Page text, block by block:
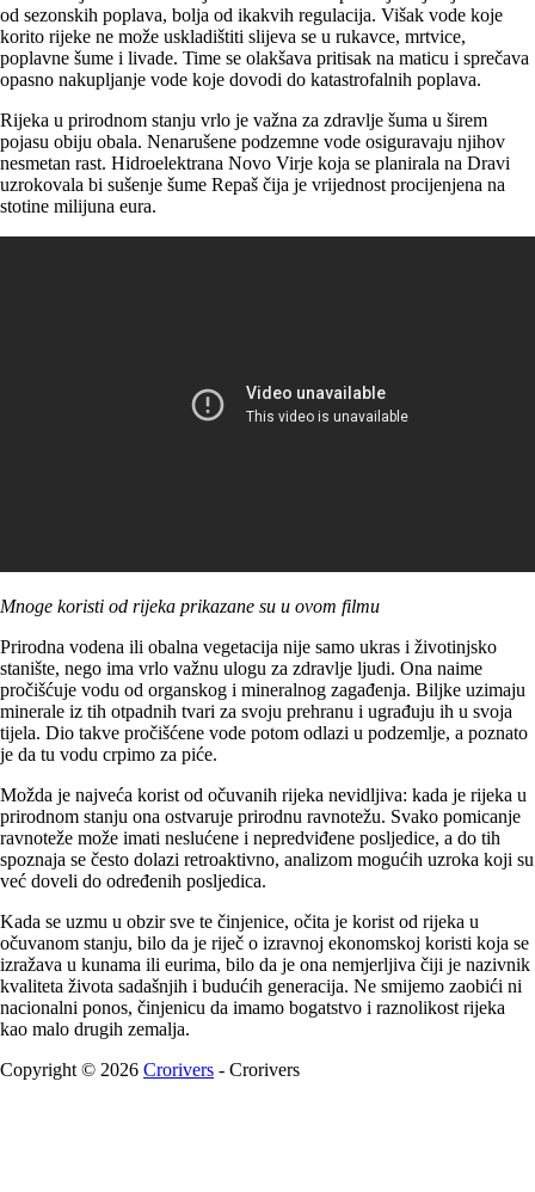
od sezonskih poplava, bolja od ikakvih regulacija. Višak vode koje
korito rijeke ne može uskladištiti slijeva se u rukavce, mrtvice,
poplavne šume i livade. Time se olakšava pritisak na maticu i sprečava
opasno nakupljanje vode koje dovodi do katastrofalnih poplava.
Rijeka u prirodnom stanju vrlo je važna za zdravlje šuma u širem
pojasu obiju obala. Nenarušene podzemne vode osiguravaju njihov
nesmetan rast. Hidroelektrana Novo Virje koja se planirala na Dravi
uzrokovala bi sušenje šume Repaš čija je vrijednost procijenjena na
stotine milijuna eura.
Mnoge koristi od rijeka prikazane su u ovom filmu
Prirodna vodena ili obalna vegetacija nije samo ukras i životinjsko
stanište, nego ima vrlo važnu ulogu za zdravlje ljudi. Ona naime
pročišćuje vodu od organskog i mineralnog zagađenja. Biljke uzimaju
minerale iz tih otpadnih tvari za svoju prehranu i ugrađuju ih u svoja
tijela. Dio takve pročišćene vode potom odlazi u podzemlje, a poznato
je da tu vodu crpimo za piće.
Možda je najveća korist od očuvanih rijeka nevidljiva: kada je rijeka u
prirodnom stanju ona ostvaruje prirodnu ravnotežu. Svako pomicanje
ravnoteže može imati neslućene i nepredviđene posljedice, a do tih
spoznaja se često dolazi retroaktivno, analizom mogućih uzroka koji su
već doveli do određenih posljedica.
Kada se uzmu u obzir sve te činjenice, očita je korist od rijeka u
očuvanom stanju, bilo da je riječ o izravnoj ekonomskoj koristi koja se
izražava u kunama ili eurima, bilo da je ona nemjerljiva čiji je nazivnik
kvaliteta života sadašnjih i budućih generacija. Ne smijemo zaobići ni
nacionalni ponos, činjenicu da imamo bogatstvo i raznolikost rijeka
kao malo drugih zemalja.
Copyright © 2026 Crorivers - Crorivers